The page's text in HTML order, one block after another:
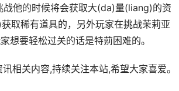
他的时候将会获取大(da)量(liang)的资
取稀有道具的，另外玩家在挑战茉莉亚
想要轻松过关的话是特莂困难的。
相关内容,持续关注本站,希望大家喜爱。